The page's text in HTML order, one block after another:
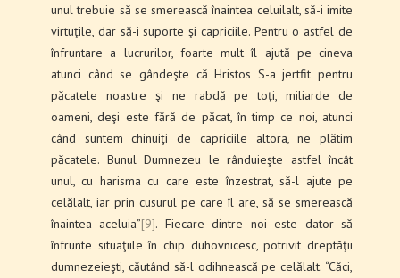
unul trebuie să se smerească înaintea celuilalt, să-i imite
virtuţile, dar să-i suporte şi capriciile. Pentru o astfel de
înfruntare a lucrurilor, foarte mult îl ajută pe cineva
atunci când se gândeşte că Hristos S-a jertfit pentru
păcatele noastre şi ne rabdă pe toţi, miliarde de
oameni, deşi este fără de păcat, în timp ce noi, atunci
când suntem chinuiţi de capriciile altora, ne plătim
păcatele. Bunul Dumnezeu le rânduieşte astfel încât
unul, cu harisma cu care este înzestrat, să-l ajute pe
celălalt, iar prin cusurul pe care îl are, să se smerească
înaintea aceluia”[9]. Fiecare dintre noi este dator să
înfrunte situaţiile în chip duhovnicesc, potrivit dreptăţii
dumnezeieşti, căutând să-l odihnească pe celălalt. “Căci,